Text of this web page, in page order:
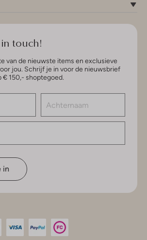
touch!
van de nieuwste items en exclusieve
jou. Schrijf je in voor de nieuwsbrief
€ 150,- shoptegoed.
in